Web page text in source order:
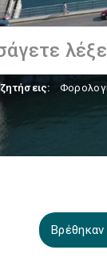
Βρέθηκαν